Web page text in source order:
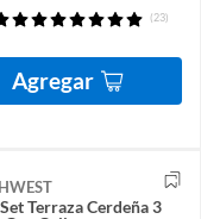
(23)
Agregar
Terraza Cerdeña 3